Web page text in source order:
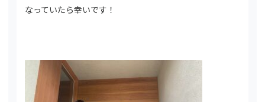
なっていたら幸いです！